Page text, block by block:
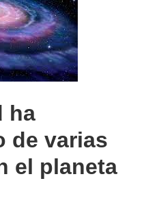
ha
de varias
el planeta